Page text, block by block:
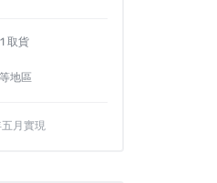
取貨
地區
月實現